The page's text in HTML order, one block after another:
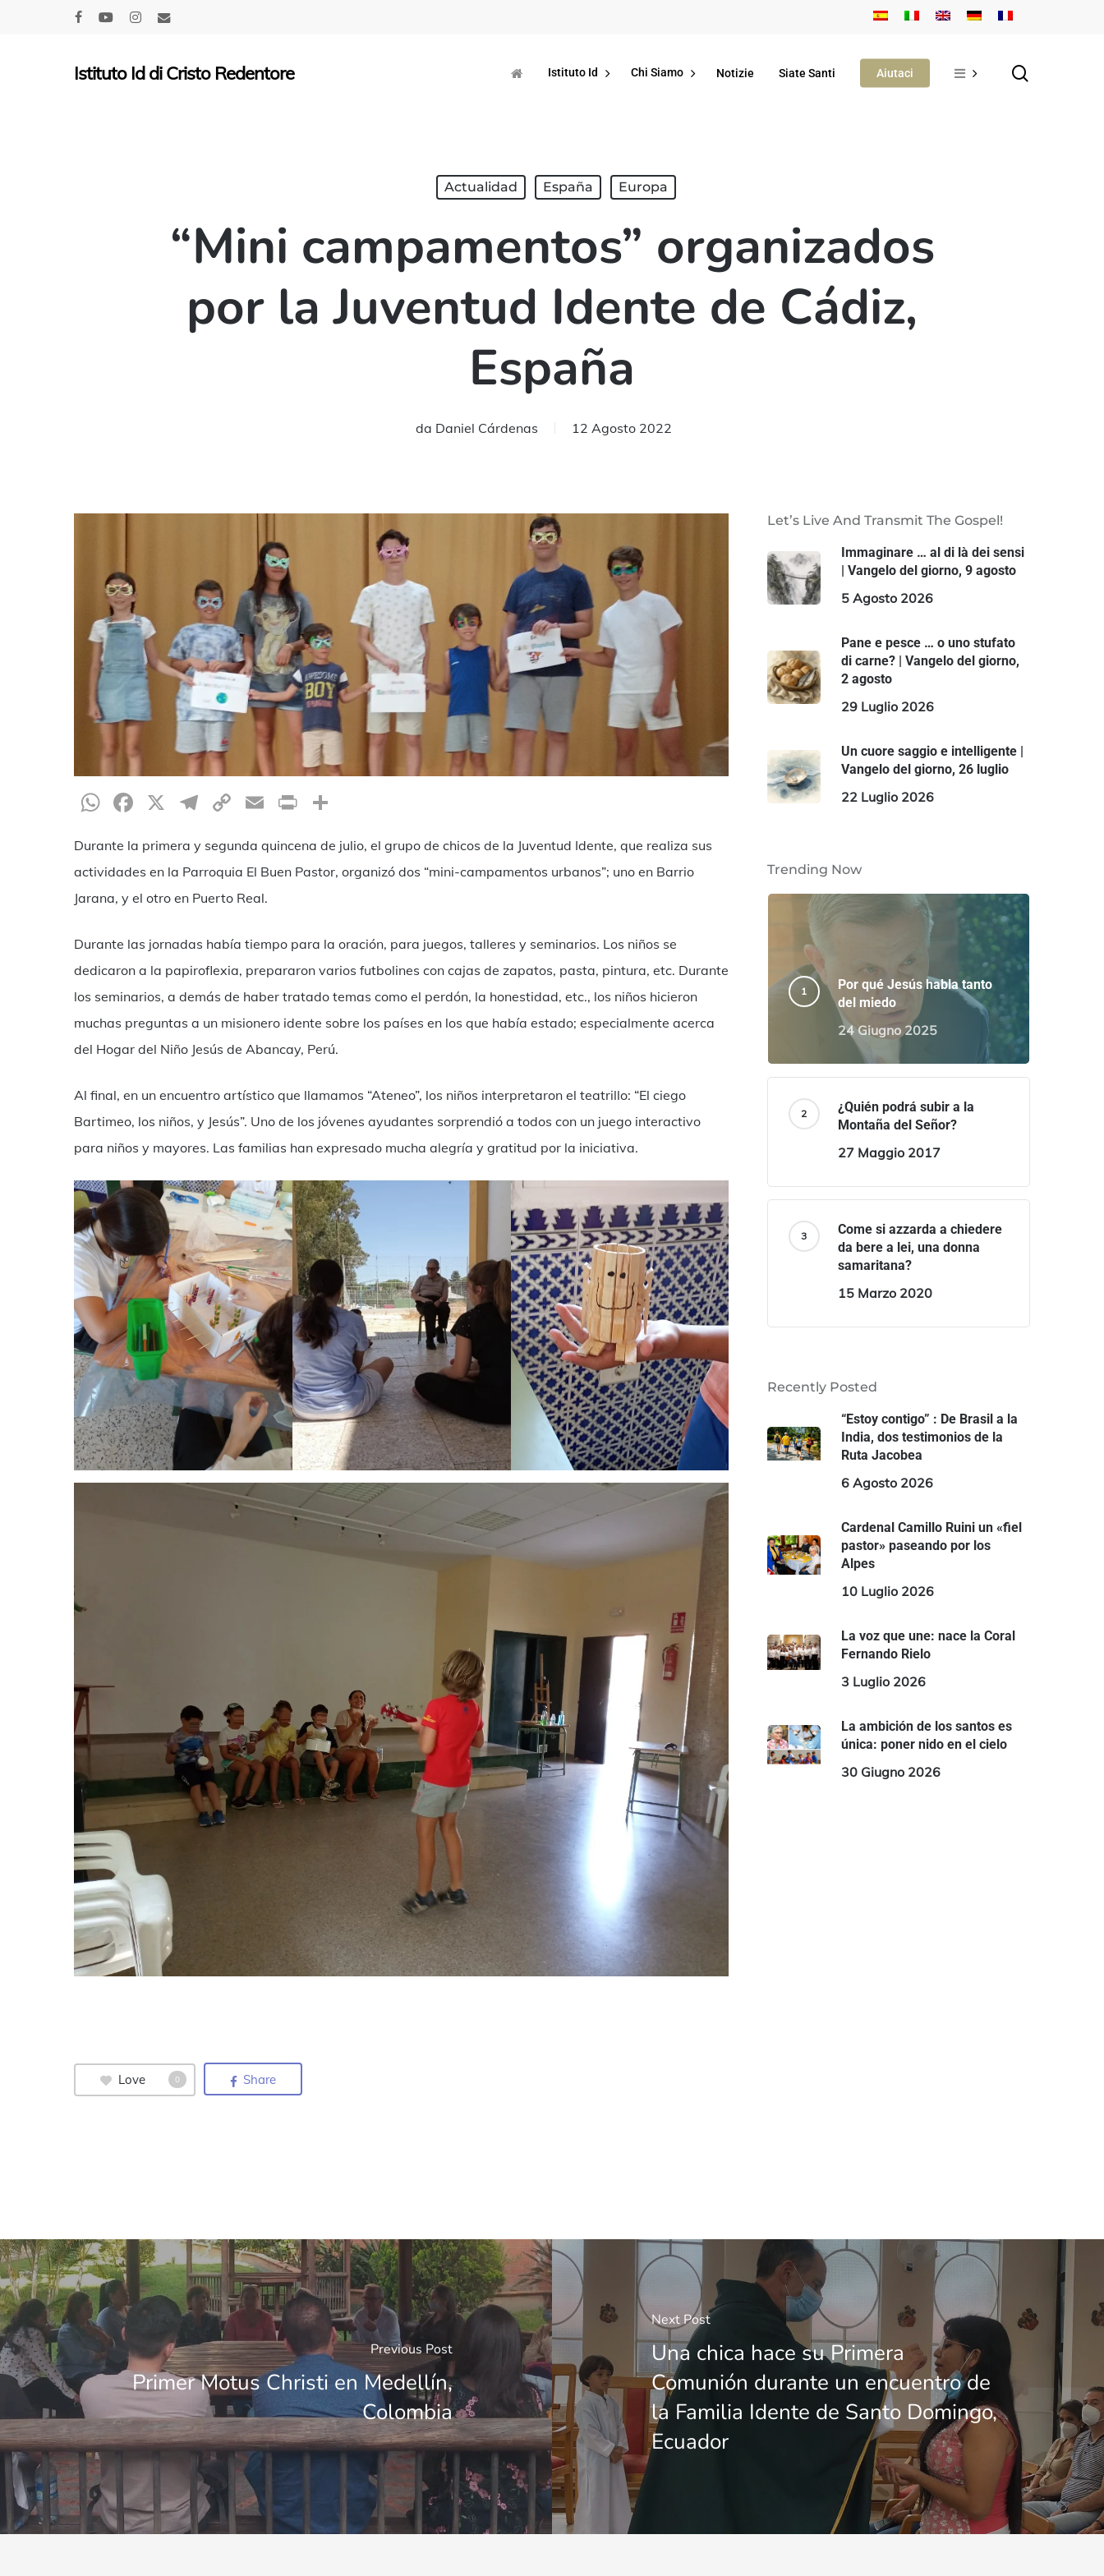
Hit enter to search or ESC to close
Istituto Id di Cristo Redentore Istituto Id Chi Siamo Notizie Siate Santi Aiutaci
Actualidad España Europa
“Mini campamentos” organizados
por la Juventud Idente de Cádiz,
España
da Daniel Cárdenas 12 Agosto 2022
WhatsApp
Facebook
X Telegram
CopyEmailPrint
Durante la primera y segunda quincena de julio, el grupo de chicos de la Juventud Idente, que realiza sus
actividades en la Parroquia El Buen Pastor, organizó dos “mini-campamentos urbanos”; uno en Barrio
Jarana, y el otro en Puerto Real.
Durante las jornadas había tiempo para la oración, para juegos, talleres y seminarios. Los niños se
dedicaron a la papiroflexia, prepararon varios futbolines con cajas de zapatos, pasta, pintura, etc. Durante
los seminarios, a demás de haber tratado temas como el perdón, la honestidad, etc., los niños hicieron
muchas preguntas a un misionero idente sobre los países en los que había estado; especialmente acerca
del Hogar del Niño Jesús de Abancay, Perú.
Al final, en un encuentro artístico que llamamos “Ateneo”, los niños interpretaron el teatrillo: “El ciego
Bartimeo, los niños, y Jesús”. Uno de los jóvenes ayudantes sorprendió a todos con un juego interactivo
para niños y mayores. Las familias han expresado mucha alegría y gratitud por la iniciativa.
Love 0 Share
Let’s Live And Transmit The Gospel!
Immaginare … al di là dei sensi
| Vangelo del giorno, 9 agosto
5 Agosto 2026
Pane e pesce … o uno stufato
di carne? | Vangelo del giorno,
2 agosto
29 Luglio 2026
Un cuore saggio e intelligente |
Vangelo del giorno, 26 luglio
22 Luglio 2026
Trending Now
Por qué Jesús habla tanto
del miedo
24 Giugno 2025
¿Quién podrá subir a la
Montaña del Señor?
27 Maggio 2017
Come si azzarda a chiedere
da bere a lei, una donna
samaritana?
15 Marzo 2020
Recently Posted
“Estoy contigo” : De Brasil a la
India, dos testimonios de la
Ruta Jacobea
6 Agosto 2026
Cardenal Camillo Ruini un «fiel
pastor» paseando por los
Alpes
10 Luglio 2026
La voz que une: nace la Coral
Fernando Rielo
3 Luglio 2026
La ambición de los santos es
única: poner nido en el cielo
30 Giugno 2026
Previous Post
Primer Motus Christi en Medellín,
Colombia
Next Post
Una chica hace su Primera
Comunión durante un encuentro de
la Familia Idente de Santo Domingo,
Ecuador